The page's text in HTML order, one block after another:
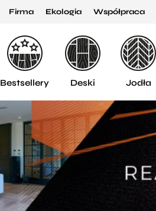
Firma Ekologia Współpraca
Bestsellery Deski Jodła